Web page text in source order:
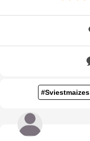
#Sviestmaizes